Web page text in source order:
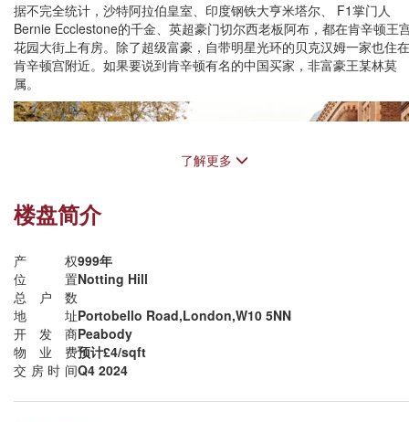
据不完全统计，沙特阿拉伯皇室、印度钢铁大亨米塔尔、 F1掌门人
Bernie Ecclestone的千金、英超豪门切尔西老板阿布，都在肯辛顿王
花园大街上有房。除了超级富豪，自带明星光环的贝克汉姆一家也住在
肯辛顿宫附近。如果要说到肯辛顿有名的中国买家，非富豪王某林莫
属。
2.该区也是所有父母都关注的超强教育学区，数据显示，该区59%的小
学被英国官方Ofsted评为Outstanding卓越，高于伦敦平均水平的
了解更多
楼盘简介
产权999年
位置Notting Hill
总户数
地址Portobello Road,London,W10 5NN
开发商Peabody
物业费预计£4/sqft
交房时间Q4 2024